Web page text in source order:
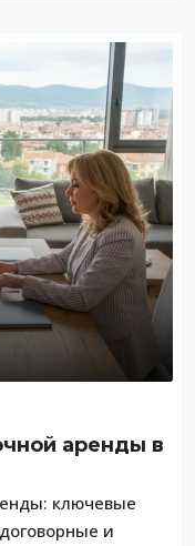
аренды в
ключевые
и